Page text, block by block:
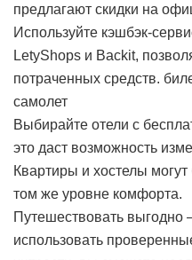
предлагают скидки на
Используйте кэшбэк-
LetyShops и Backit,
потраченных средств.
самолет
Выбирайте отели с
это даст возможность
Квартиры и хостелы
том же уровне комфорта.
Путешествовать выгодно
использовать